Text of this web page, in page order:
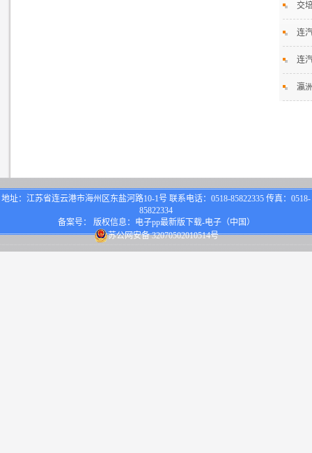
交
连
连
瀛
地址：江苏省连云港市海州区东盐河路10-1号 联系电话：0518-85822335 传真：0518-
85822334
备案号： 版权信息：电子pp最新版下载-电子（中国）
苏公网安备 32070502010514号